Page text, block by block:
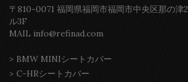
〒810-0071 福岡県福岡市福岡市中央区那の
ル3F
MAIL info@refinad.com
> BMW MINIシートカバー
> C-HRシートカバー